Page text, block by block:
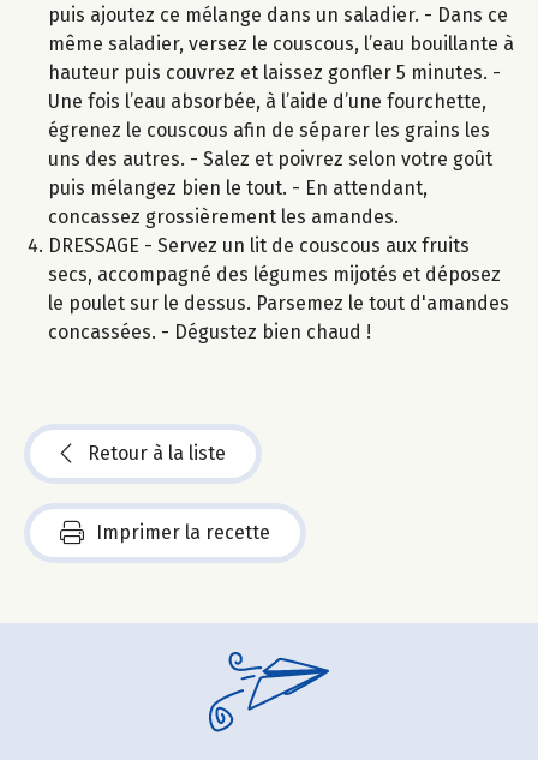
puis ajoutez ce mélange dans un saladier. - Dans ce
même saladier, versez le couscous, l’eau bouillante à
hauteur puis couvrez et laissez gonfler 5 minutes. -
Une fois l’eau absorbée, à l’aide d’une fourchette,
égrenez le couscous afin de séparer les grains les
uns des autres. - Salez et poivrez selon votre goût
puis mélangez bien le tout. - En attendant,
concassez grossièrement les amandes.
DRESSAGE - Servez un lit de couscous aux fruits
secs, accompagné des légumes mijotés et déposez
le poulet sur le dessus. Parsemez le tout d'amandes
concassées. - Dégustez bien chaud !
Retour à la liste
Imprimer la recette